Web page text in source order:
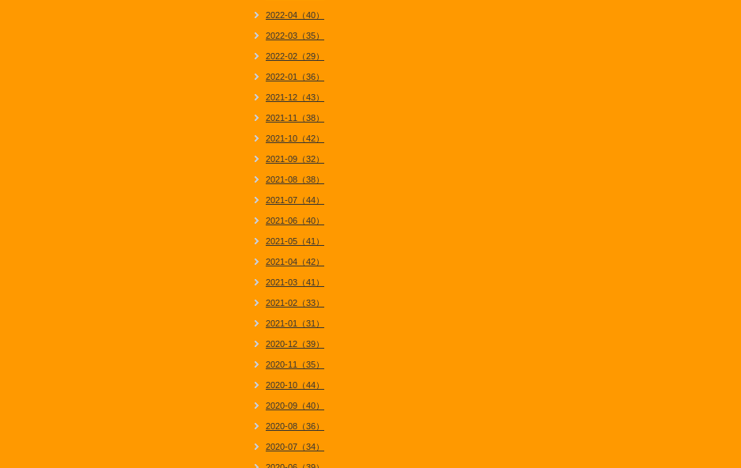
2022-04（40）
2022-03（35）
2022-02（29）
2022-01（36）
2021-12（43）
2021-11（38）
2021-10（42）
2021-09（32）
2021-08（38）
2021-07（44）
2021-06（40）
2021-05（41）
2021-04（42）
2021-03（41）
2021-02（33）
2021-01（31）
2020-12（39）
2020-11（35）
2020-10（44）
2020-09（40）
2020-08（36）
2020-07（34）